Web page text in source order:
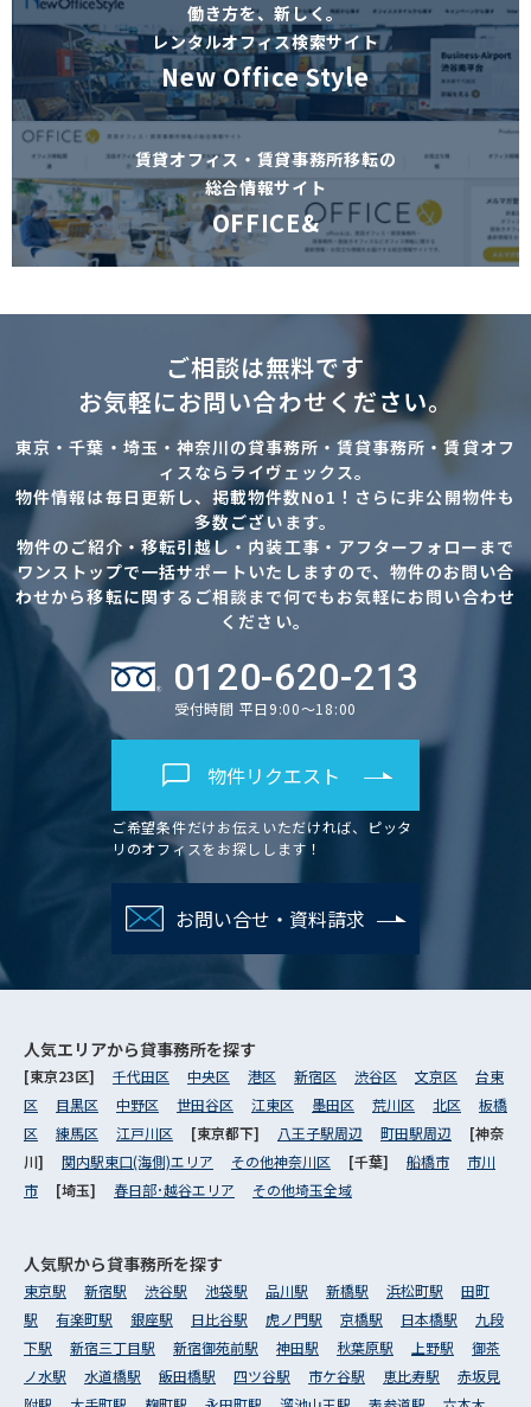
働き方を、新しく。
レンタルオフィス検索サイト
New Office Style
賃貸オフィス・賃貸事務所移転の
総合情報サイト
OFFICE&
ご相談は無料です
お気軽にお問い合わせください。
東京・千葉・埼玉・神奈川の貸事務所・賃貸事務所・賃貸オフ
ィスならライヴェックス。
物件情報は毎日更新し、掲載物件数No1！さらに非公開物件も
多数ございます。
物件のご紹介・移転引越し・内装工事・アフターフォローまで
ワンストップで一括サポートいたしますので、物件のお問い合
わせから移転に関するご相談まで何でもお気軽にお問い合わせ
ください。
0120-620-213
受付時間 平日9:00～18:00
物件リクエスト
ご希望条件だけお伝えいただければ、ピッタ
リのオフィスをお探しします！
お問い合せ・資料請求
人気エリアから貸事務所を探す
[東京23区] 千代田区 中央区 港区 新宿区 渋谷区 文京区
台東
区
目黒区 中野区 世田谷区 江東区 墨田区 荒川区 北区
板橋
区
練馬区 江戸川区 [東京都下] 八王子駅周辺 町田駅周辺
[神奈
川] 関内駅東口(海側)エリア その他神奈川区 [千葉] 船橋市
市川
市
[埼玉] 春日部･越谷エリア その他埼玉全域
人気駅から貸事務所を探す
東京駅 新宿駅 渋谷駅 池袋駅 品川駅 新橋駅 浜松町駅
田町
駅
有楽町駅 銀座駅 日比谷駅 虎ノ門駅 京橋駅 日本橋駅
九段
下駅
新宿三丁目駅 新宿御苑前駅 神田駅 秋葉原駅 上野駅
御茶
ノ水駅
水道橋駅 飯田橋駅 四ツ谷駅 市ケ谷駅 恵比寿駅
赤坂見